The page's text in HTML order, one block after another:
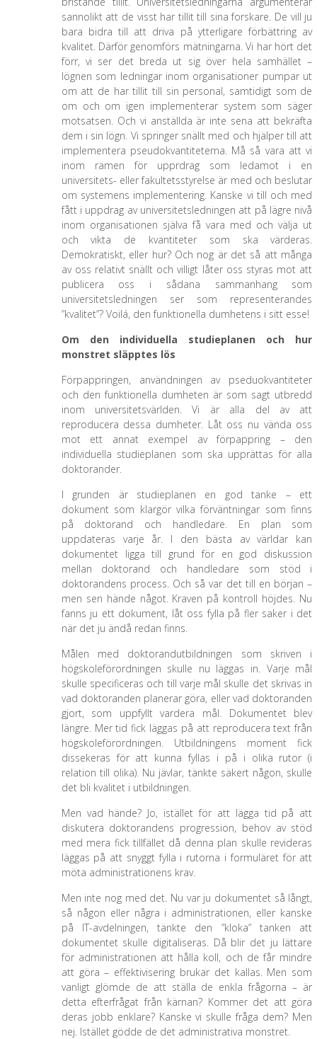
sannolikt att de visst har tillit till sina forskare. De vill ju
bara bidra till att driva på ytterligare förbättring av
kvalitet. Därför genomförs mätningarna. Vi har hört det
förr, vi ser det breda ut sig över hela samhället –
lögnen som ledningar inom organisationer pumpar ut
om att de har tillit till sin personal, samtidigt som de
om och om igen implementerar system som säger
motsatsen. Och vi anställda är inte sena att bekräfta
dem i sin lögn. Vi springer snällt med och hjälper till att
implementera pseudokvantiteterna. Må så vara att vi
inom ramen för upprdrag som ledamot i en
universitets- eller fakultetsstyrelse är med och beslutar
om systemens implementering. Kanske vi till och med
fått i uppdrag av universitetsledningen att på lägre nivå
inom organisationen själva få vara med och välja ut
och vikta de kvantiteter som ska värderas.
Demokratiskt, eller hur? Och nog är det så att många
av oss relativt snällt och villigt låter oss styras mot att
publicera oss i sådana sammanhang som
universitetsledningen ser som representerandes
”kvalitet”? Voilá, den funktionella dumhetens i sitt esse!
Om den individuella studieplanen och hur
monstret släpptes lös
Förpappringen, användningen av pseduokvantiteter
och den funktionella dumheten är som sagt utbredd
inom universitetsvärlden. Vi är alla del av att
reproducera dessa dumheter. Låt oss nu vända oss
mot ett annat exempel av förpappring – den
individuella studieplanen som ska upprättas för alla
doktorander.
I grunden är studieplanen en god tanke – ett
dokument som klargör vilka förväntningar som finns
på doktorand och handledare. En plan som
uppdateras varje år. I den bästa av världar kan
dokumentet ligga till grund för en god diskussion
mellan doktorand och handledare som stöd i
doktorandens process. Och så var det till en början –
men sen hände något. Kraven på kontroll höjdes. Nu
fanns ju ett dokument, låt oss fylla på fler saker i det
när det ju ändå redan finns.
Målen med doktorandutbildningen som skriven i
högskoleförordningen skulle nu läggas in. Varje mål
skulle specificeras och till varje mål skulle det skrivas in
vad doktoranden planerar göra, eller vad doktoranden
gjort, som uppfyllt vardera mål. Dokumentet blev
längre. Mer tid fick läggas på att reproducera text från
högskoleförordningen. Utbildningens moment fick
dissekeras för att kunna fyllas i på i olika rutor (i
relation till olika). Nu jävlar, tänkte säkert någon, skulle
det bli kvalitet i utbildningen.
Men vad hände? Jo, istället för att lägga tid på att
diskutera doktorandens progression, behov av stöd
med mera fick tillfället då denna plan skulle revideras
läggas på att snyggt fylla i rutorna i formuläret för att
möta administrationens krav.
Men inte nog med det. Nu var ju dokumentet så långt,
så någon eller några i administrationen, eller kanske
på IT-avdelningen, tänkte den ”kloka” tanken att
dokumentet skulle digitaliseras. Då blir det ju lättare
för administrationen att hålla koll, och de får mindre
att göra – effektivisering brukar det kallas. Men som
vanligt glömde de att ställa de enkla frågorna – är
detta efterfrågat från kärnan? Kommer det att göra
deras jobb enklare? Kanske vi skulle fråga dem? Men
nej. Istället gödde de det administrativa monstret.